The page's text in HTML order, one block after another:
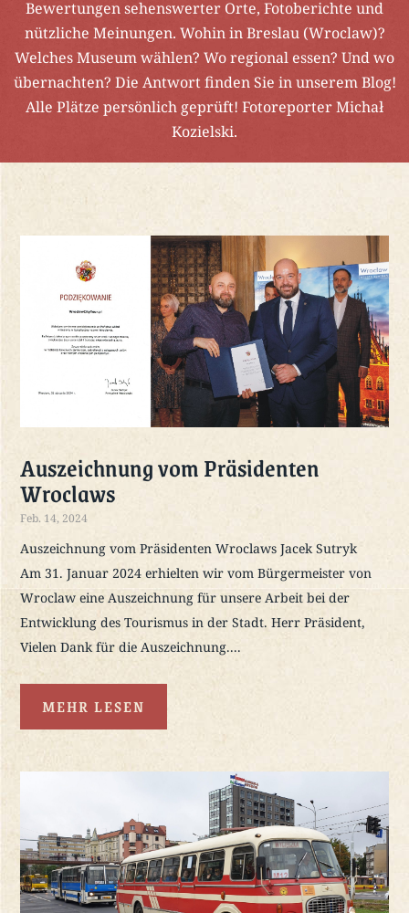
Bewertungen sehenswerter Orte, Fotoberichte und
nützliche Meinungen. Wohin in Breslau (Wroclaw)?
Welches Museum wählen? Wo regional essen? Und wo
übernachten? Die Antwort finden Sie in unserem Blog!
Alle Plätze persönlich geprüft! Fotoreporter Michał
Kozielski.
Auszeichnung vom Präsidenten
Wroclaws
Feb. 14, 2024
Auszeichnung vom Präsidenten Wroclaws Jacek Sutryk
Am 31. Januar 2024 erhielten wir vom Bürgermeister von
Wroclaw eine Auszeichnung für unsere Arbeit bei der
Entwicklung des Tourismus in der Stadt. Herr Präsident,
Vielen Dank für die Auszeichnung....
MEHR LESEN